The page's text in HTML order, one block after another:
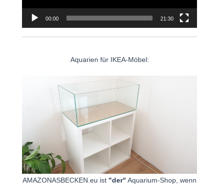
00:00 21:30
Aquarien für IKEA-Möbel:
AMAZONASBECKEN.eu ist "der" Aquarium-Shop, wenn